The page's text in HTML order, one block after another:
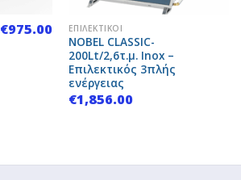
€975.00 ΕΠΙΛΕΚΤΙΚΟΊ
NOBEL CLASSIC-
200Lt/2,6τ.μ. Inox –
Επιλεκτικός 3πλής
ενέργειας
€1,856.00